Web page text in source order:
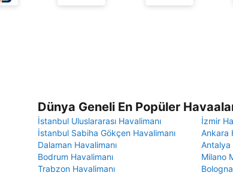
Dünya Geneli En Popüler
İstanbul Uluslararası Havalimanı
İzmir
İstanbul Sabiha Gökçen Havalimanı
Ankara
Dalaman Havalimanı
Antalya
Bodrum Havalimanı
Milano
Trabzon Havalimanı